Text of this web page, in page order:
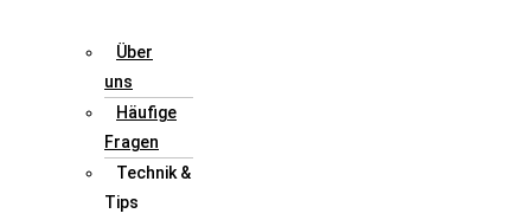
Über
uns
Häufige
Fragen
Technik &
Tips